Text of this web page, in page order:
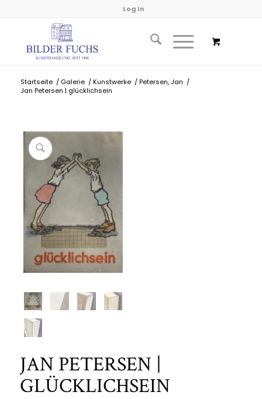
Log In
Startseite / Galerie / Kunstwerke / Petersen, Jan /
Jan Petersen | glücklichsein
JAN PETERSEN |
GLÜCKLICHSEIN